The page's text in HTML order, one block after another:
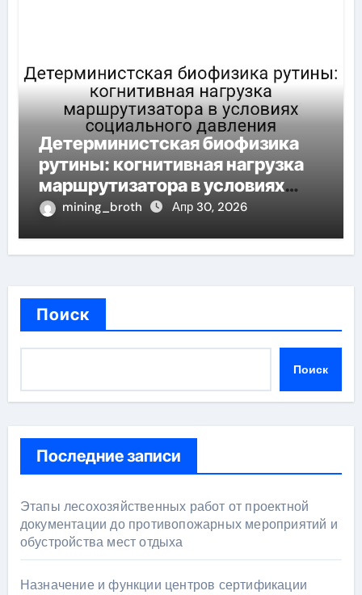
Детерминистская биофизика
рутины: когнитивная нагрузка
маршрутизатора в условиях
социального давления
mining_broth Апр 30, 2026
Поиск
Поиск
Последние записи
Этапы лесохозяйственных работ от проектной
документации до противопожарных мероприятий и
обустройства мест отдыха
Назначение и функции центров сертификации